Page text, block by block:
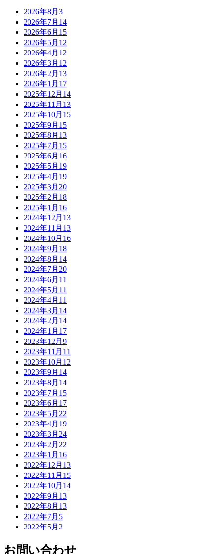
2026年8月 3
2026年7月 14
2026年6月 15
2026年5月 12
2026年4月 12
2026年3月 12
2026年2月 13
2026年1月 17
2025年12月 14
2025年11月 13
2025年10月 15
2025年9月 15
2025年8月 13
2025年7月 15
2025年6月 16
2025年5月 19
2025年4月 19
2025年3月 20
2025年2月 18
2025年1月 16
2024年12月 13
2024年11月 13
2024年10月 16
2024年9月 18
2024年8月 14
2024年7月 20
2024年6月 11
2024年5月 11
2024年4月 11
2024年3月 14
2024年2月 14
2024年1月 17
2023年12月 9
2023年11月 11
2023年10月 12
2023年9月 14
2023年8月 14
2023年7月 15
2023年6月 17
2023年5月 22
2023年4月 19
2023年3月 24
2023年2月 22
2023年1月 16
2022年12月 13
2022年11月 15
2022年10月 14
2022年9月 13
2022年8月 13
2022年7月 5
2022年5月 2
お問い合わせ